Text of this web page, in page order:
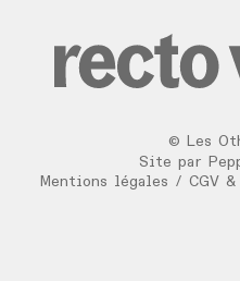
© Les
Site par
Mentions légales / CGV &